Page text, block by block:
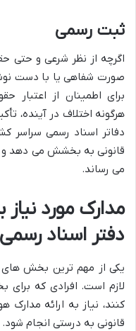
ثبت رسمی
اگرچه از نظر شرعی و حتی
صورت شفاهی یا با دست
برای اطمینان از اعتبار
هرگونه اختلاف در آینده،
دفاتر اسناد رسمی سراسر
قانونی به بخشش می دهد و
می رساند.
مدارک مورد
دفتر اسناد رسمی
یکی از مهم ترین بخش های
لازم است. افرادی که برای
کنند، نیاز به ارائه مدارک
قانونی به درستی انجام